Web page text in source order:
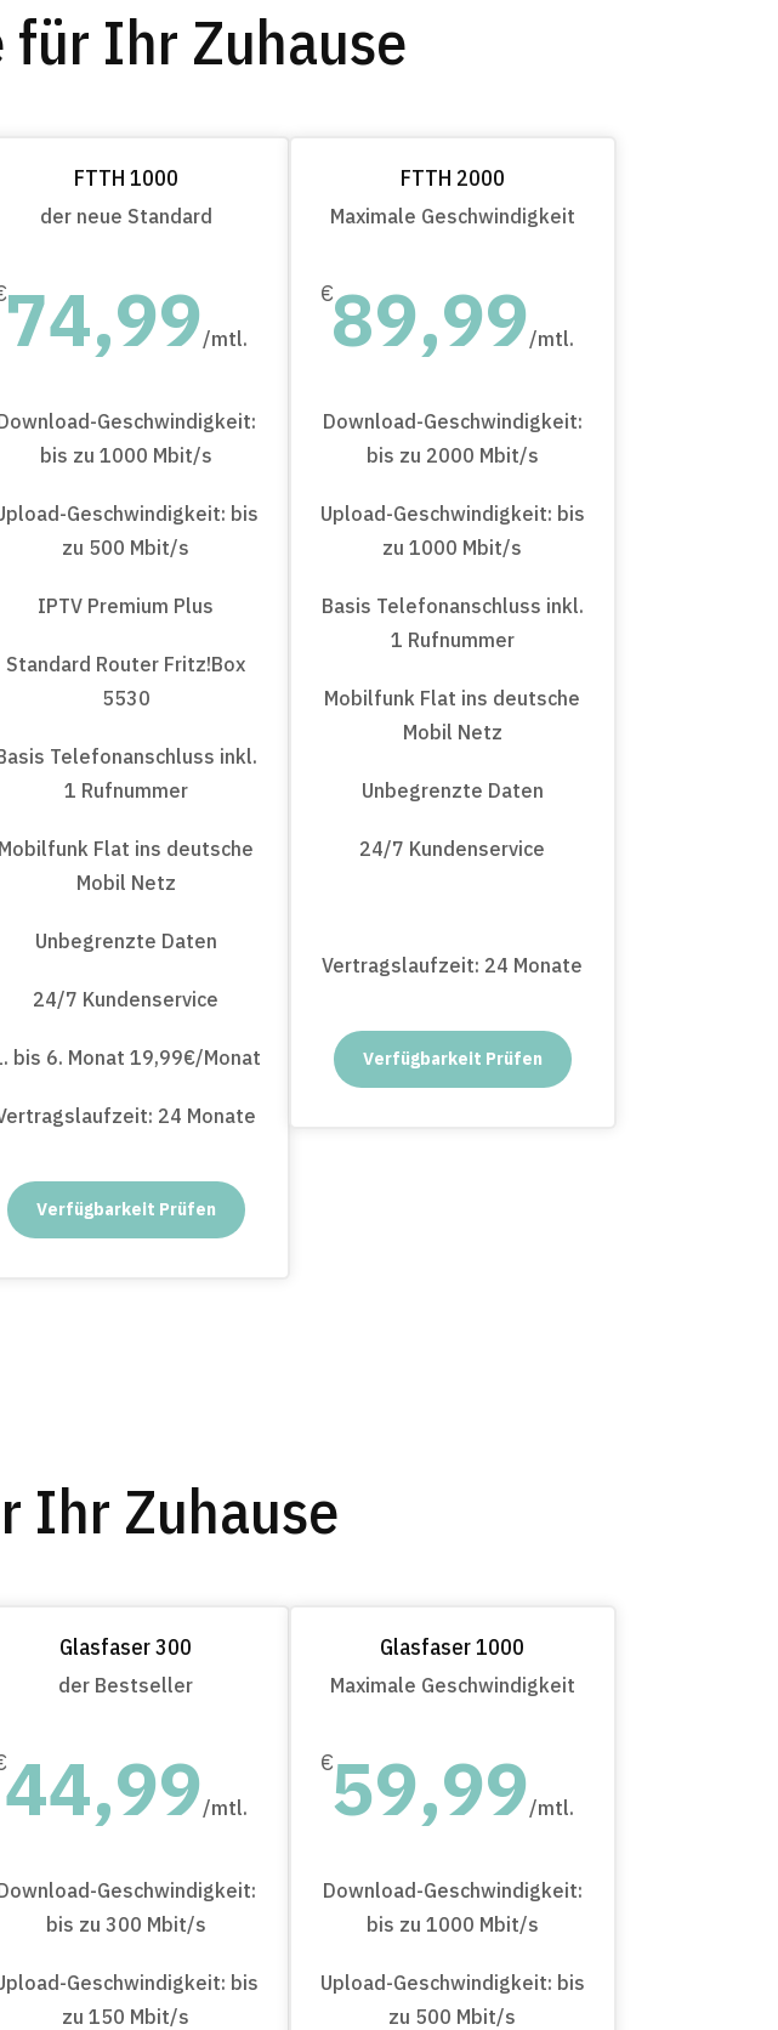
für Ihr Zuhause
FTTH 1000
der neue Standard
74,99/mtl.
Geschwindigkeit:
bis zu 1000 Mbit/s
Geschwindigkeit: bis
zu 500 Mbit/s
IPTV Premium Plus
Standard Router Fritz!Box
5530
Telefonanschluss inkl.
1 Rufnummer
Mobilfunk Flat ins deutsche
Mobil Netz
Unbegrenzte Daten
24/7 Kundenservice
bis 6. Monat 19,99€/Monat
24 Monate
Verfügbarkeit Prüfen
FTTH 2000
Maximale Geschwindigkeit
€89,99/mtl.
Download-Geschwindigkeit:
bis zu 2000 Mbit/s
Upload-Geschwindigkeit: bis
zu 1000 Mbit/s
Basis Telefonanschluss inkl.
1 Rufnummer
Mobilfunk Flat ins deutsche
Mobil Netz
Unbegrenzte Daten
24/7 Kundenservice
Vertragslaufzeit: 24 Monate
Verfügbarkeit Prüfen
Ihr Zuhause
Glasfaser 300
der Bestseller
44,99/mtl.
Geschwindigkeit:
bis zu 300 Mbit/s
Geschwindigkeit: bis
zu 150 Mbit/s
Glasfaser 1000
Maximale Geschwindigkeit
€59,99/mtl.
Download-Geschwindigkeit:
bis zu 1000 Mbit/s
Upload-Geschwindigkeit: bis
zu 500 Mbit/s